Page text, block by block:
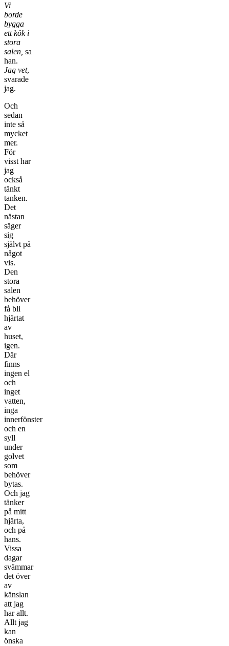
Vi
borde
bygga
ett kök i
stora
salen, sa
han.
Jag vet,
svarade
jag.
Och
sedan
inte så
mycket
mer.
För
visst har
jag
också
tänkt
tanken.
Det
nästan
säger
sig
självt på
något
vis.
Den
stora
salen
behöver
få bli
hjärtat
av
huset,
igen.
Där
finns
ingen el
och
inget
vatten,
inga
innerfönster
och en
syll
under
golvet
som
behöver
bytas.
Och jag
tänker
på mitt
hjärta,
och på
hans.
Vissa
dagar
svämmar
det över
av
känslan
att jag
har allt.
Allt jag
kan
önska